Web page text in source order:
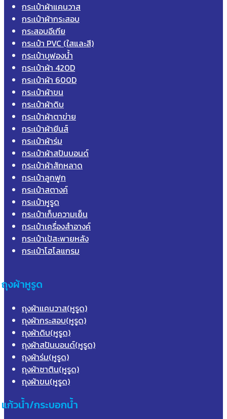
กระเป๋าผ้าแคนวาส
กระเป๋าผ้ากระสอบ
กระสอบอีเกีย
กระเป๋า PVC (ใสและสี)
กระเป๋าบุฟองน้ำ
กระเป๋าผ้า 420D
กระเป๋าผ้า 600D
กระเป๋าผ้าขน
กระเป๋าผ้าดิบ
กระเป๋าผ้าตาข่าย
กระเป๋าผ้ายีนส์
กระเป๋าผ้าร่ม
กระเป๋าผ้าสปันบอนด์
กระเป๋าผ้าสักหลาด
กระเป๋าลูกฟูก
กระเป๋าสตางค์
กระเป๋าหูรูด
กระเป๋าเก็บความเย็น
กระเป๋าเครื่องสำอางค์
กระเป๋าเป้สะพายหลัง
กระเป๋าโฮโลแกรม
ถุงผ้าหูรูด
ถุงผ้าแคนวาส(หูรูด)
ถุงผ้ากระสอบ(หูรูด)
ถุงผ้าดิบ(หูรูด)
ถุงผ้าสปันบอนด์(หูรูด)
ถุงผ้าร่ม(หูรูด)
ถุงผ้าซาติน(หูรูด)
ถุงผ้าขน(หูรูด)
แก้วน้ำ/กระบอกน้ำ